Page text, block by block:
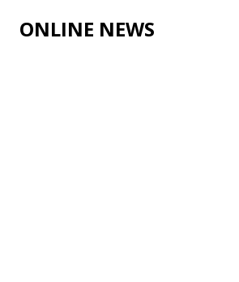
Skip to main content
ONLINE NEWS